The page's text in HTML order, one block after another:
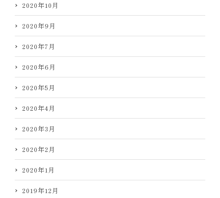
2020年10月
2020年9月
2020年7月
2020年6月
2020年5月
2020年4月
2020年3月
2020年2月
2020年1月
2019年12月